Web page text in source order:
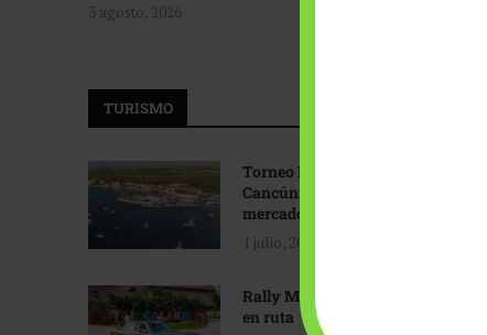
3 agosto, 2026
TURISMO
Torneo Internacional de Pesca
Cancún: Navegando hacia nuevos
mercados
1 julio, 2026
Rally Maya: Herencia automotriz
en ruta